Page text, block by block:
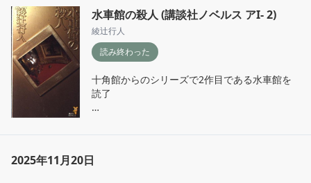
き。
雨上がりのように晴れやかで、雨露を弾く紫陽
花の力強さと美しさが脳裏に残る終わりだった
水車館の殺人 (講談社ノベルス アI- 2)
綾辻行人
読み終わった
十角館からのシリーズで2作目である水車館を
読了
2025年11月20日